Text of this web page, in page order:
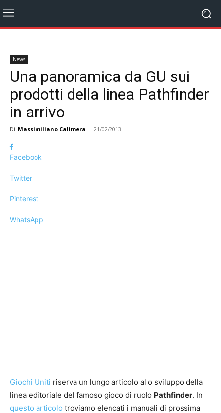
News
Una panoramica da GU sui
prodotti della linea Pathfinder
in arrivo
Di Massimiliano Calimera - 21/02/2013
Facebook
Twitter
Pinterest
WhatsApp
Giochi Uniti riserva un lungo articolo allo sviluppo della
linea editoriale del famoso gioco di ruolo Pathfinder. In
questo articolo troviamo elencati i manuali di prossima